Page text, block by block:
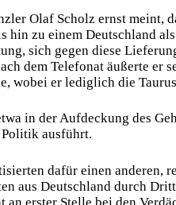
Olaf Scholz ernst meint,
hin zu einem Deutschland
sich gegen diese
dem Telefonat äußerte er
wobei er lediglich die
in der Aufdeckung des
Politik ausführt.
dafür einen anderen,
aus Deutschland durch
an erster Stelle bei den